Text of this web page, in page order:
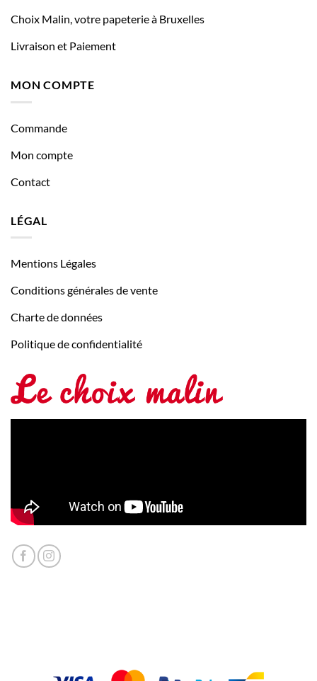
Choix Malin, votre papeterie à Bruxelles
Livraison et Paiement
MON COMPTE
Commande
Mon compte
Contact
LÉGAL
Mentions Légales
Conditions générales de vente
Charte de données
Politique de confidentialité